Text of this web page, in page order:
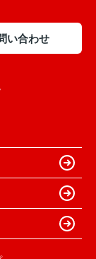
い合わせ